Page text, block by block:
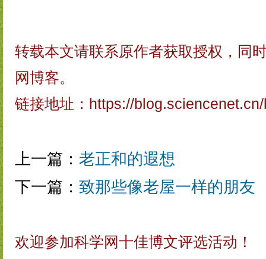
转载本文请联系原作者获取授权，同
网博客。
链接地址： https://
上一篇： 老正和的遐想
下一篇： 致那些像老屋一样的朋友
欢迎参加科学网十佳博文评选活动！